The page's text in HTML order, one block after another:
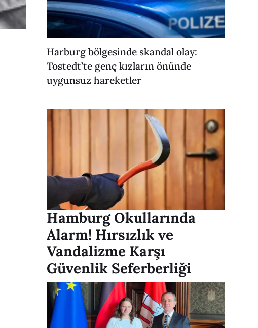
Harburg bölgesinde skandal olay:
Tostedt’te genç kızların önünde
uygunsuz hareketler
Hamburg Okullarında
Alarm! Hırsızlık ve
Vandalizme Karşı
Güvenlik Seferberliği